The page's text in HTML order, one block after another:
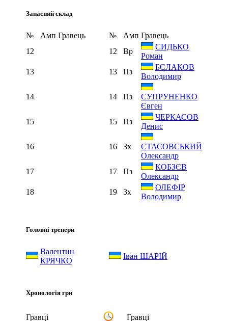
Запасний склад
№ Амп Гравець № Амп Гравець
12
12 Вр
СИДЬКО
Роман
13
13 Пз
БЄЛАКОВ
Володимир
14 14 Пз
СУПРУНЕНКО
Євген
15
15 Пз
ЧЕРКАСОВ
Денис
16 16 Зх
СТАСОВСЬКИЙ
Олександр
17
17 Пз
КОБЗЄВ
Олександр
18
19 Зх
ОЛЕФІР
Володимир
Головні тренери
Валентин
КРЯЧКО
Іван ШАРІЙ
Хронологія гри
Гравці Гравці